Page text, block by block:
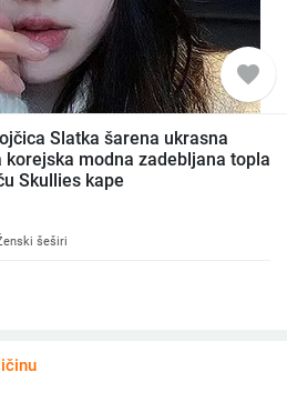
favorite
Slatka šarena ukrasna
modna zadebljana topla
Skullies kape
šeširi